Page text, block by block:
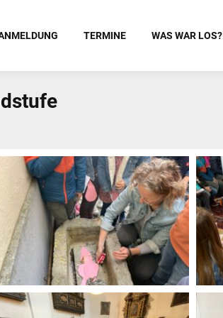
TERMINE WAS WAR LOS?